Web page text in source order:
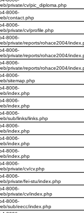
private/cv/pic_diploma.php
8006-
contact.php
8006-
private/cv/profile.php
8006-
private/reports/rohace2004/
8006-
private/reports/rohace2004/
8006-
private/reports/rohace2004/
8006-
sitemap.php
8006-
index.php
8006-
index.php
8006-
sub/links/links.php
8006-
index.php
8006-
index.php
8006-
index.php
8006-
private/cv/cv.php
8006-
private/fei-stu/index.php
8006-
private/cv/index.php
8006-
sub/eecc/index.php